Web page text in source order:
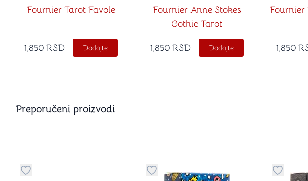
Fournier Tarot Favole
1,850 RSD Dodajte
Fournier Anne Stokes
Gothic Tarot
1,850 RSD Dodajte
Fournier
1,850
Preporučeni proizvodi
Dugme za dodavanje stvari u kategoriju omiljenoDugme za dodavanje stvari u kategoriju
Dugme